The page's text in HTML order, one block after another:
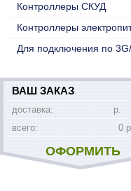
Контроллеры СКУД
Контроллеры
Для подключения по
ВАШ ЗАКАЗ
доставка:
р.
всего:
0
ОФОРМИТЬ